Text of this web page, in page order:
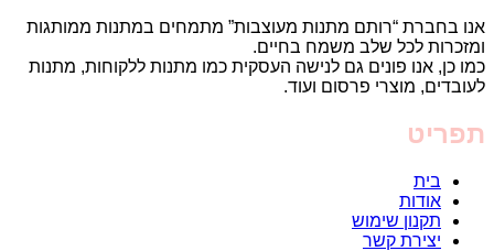
אנו בחברת “רותם מתנות מעוצבות” מתמחים במתנות ממותגות
ומזכרות לכל שלב משמח בחיים.
כמו כן, אנו פונים גם לנישה העסקית כמו מתנות ללקוחות, מתנות
לעובדים, מוצרי פרסום ועוד.
תפריט
בית
אודות
תקנון שימוש
יצירת קשר